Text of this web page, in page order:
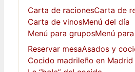
Carta de racionesCarta de
Carta de vinosMenú del día
Menú para gruposMenú
Reservar mesaAsados y
Cocido madrileño en Madrid